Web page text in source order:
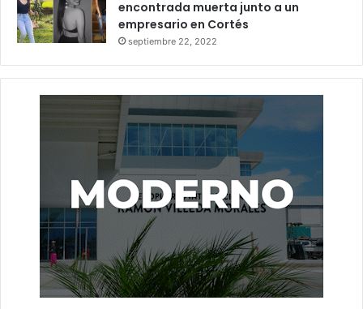
encontrada muerta junto a un
empresario en Cortés
septiembre 22, 2022